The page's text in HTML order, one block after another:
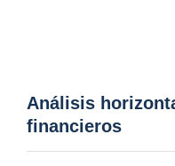
Análisis
financieros